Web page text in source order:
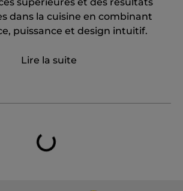
dans la cuisine en combinant
puissance et design intuitif.
Lire la suite